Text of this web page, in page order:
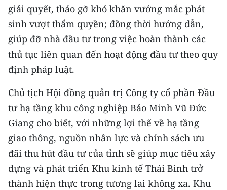
Trung du và miền núi phía Bắc
Đồng bằng sông Hồng
Bắc Trung Bộ
Nguyên
Đông Nam Bộ
Đồng bằng sông Cửu Long
Chuyên trang Hà Nội
Chuyên trang TP. Hồ Chí Minh
giải quyết, tháo gỡ khó khăn vướng mắc phát
sinh vượt thẩm quyền; đồng thời hướng dẫn,
giúp đỡ nhà đầu tư trong việc hoàn thành các
thủ tục liên quan đến hoạt động đầu tư theo quy
định pháp luật.
Chủ tịch Hội đồng quản trị Công ty cổ phần Đầu
tư hạ tầng khu công nghiệp Bảo Minh Vũ Đức
Giang cho biết, với những lợi thế về hạ tầng
giao thông, nguồn nhân lực và chính sách ưu
đãi thu hút đầu tư của tỉnh sẽ giúp mục tiêu xây
dựng và phát triển Khu kinh tế Thái Bình trở
thành hiện thực trong tương lai không xa. Khu